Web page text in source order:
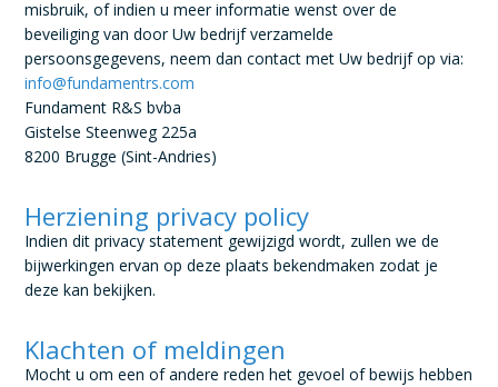
misbruik, of indien u meer informatie wenst over de
beveiliging van door Uw bedrijf verzamelde
persoonsgegevens, neem dan contact met Uw bedrijf op via:
info@fundamentrs.com
Fundament R&S bvba
Gistelse Steenweg 225a
8200 Brugge (Sint-Andries)
Herziening privacy policy
Indien dit privacy statement gewijzigd wordt, zullen we de
bijwerkingen ervan op deze plaats bekendmaken zodat je
deze kan bekijken.
Klachten of meldingen
Mocht u om een of andere reden het gevoel of bewijs hebben